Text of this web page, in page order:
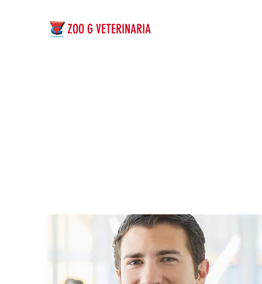
ZOO G VETERINARIA